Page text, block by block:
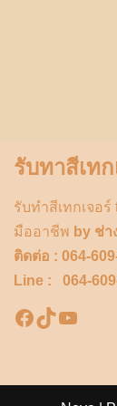
รับทาสีเทก
รับทำสีเทกเจอ
มืออาชีพ by ช่า
ติดต่อ : 064-
Line : 064-